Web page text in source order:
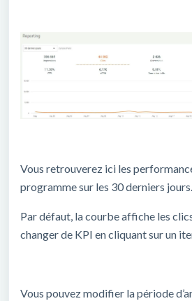
Vous retrouverez ici les
programme sur les 30 derniers jours.
Par défaut, la courbe affiche les
changer de KPI en cliquant sur un
Vous pouvez modifier la période